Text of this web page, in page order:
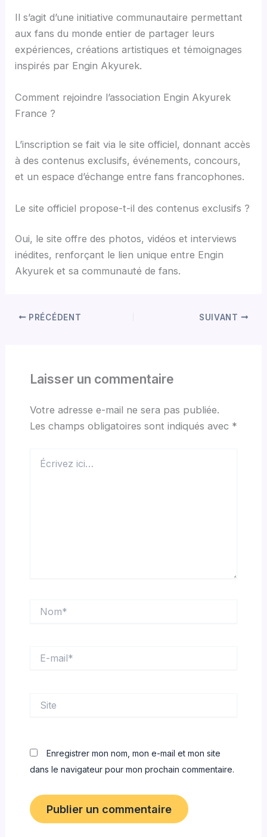
Il s’agit d’une initiative communautaire permettant
aux fans du monde entier de partager leurs
expériences, créations artistiques et témoignages
inspirés par Engin Akyurek.
Comment rejoindre l’association Engin Akyurek
France ?
L’inscription se fait via le site officiel, donnant accès
à des contenus exclusifs, événements, concours,
et un espace d’échange entre fans francophones.
Le site officiel propose-t-il des contenus exclusifs ?
Oui, le site offre des photos, vidéos et interviews
inédites, renforçant le lien unique entre Engin
Akyurek et sa communauté de fans.
PRÉCÉDENT SUIVANT
Laisser un commentaire
Votre adresse e-mail ne sera pas publiée.
Les champs obligatoires sont indiqués avec *
ici…
mail*
Enregistrer mon nom, mon e-mail et mon site
dans le navigateur pour mon prochain commentaire.